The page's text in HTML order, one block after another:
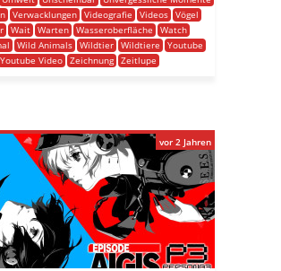
Verwacklungen Videografie Videos
Vögel
Wait Warten Wasseroberfläche
Watch
Wild Animals Wildtier Wildtiere
Youtube
Youtube Video Zeichnung Zeitlupe
vor 2 Jahren